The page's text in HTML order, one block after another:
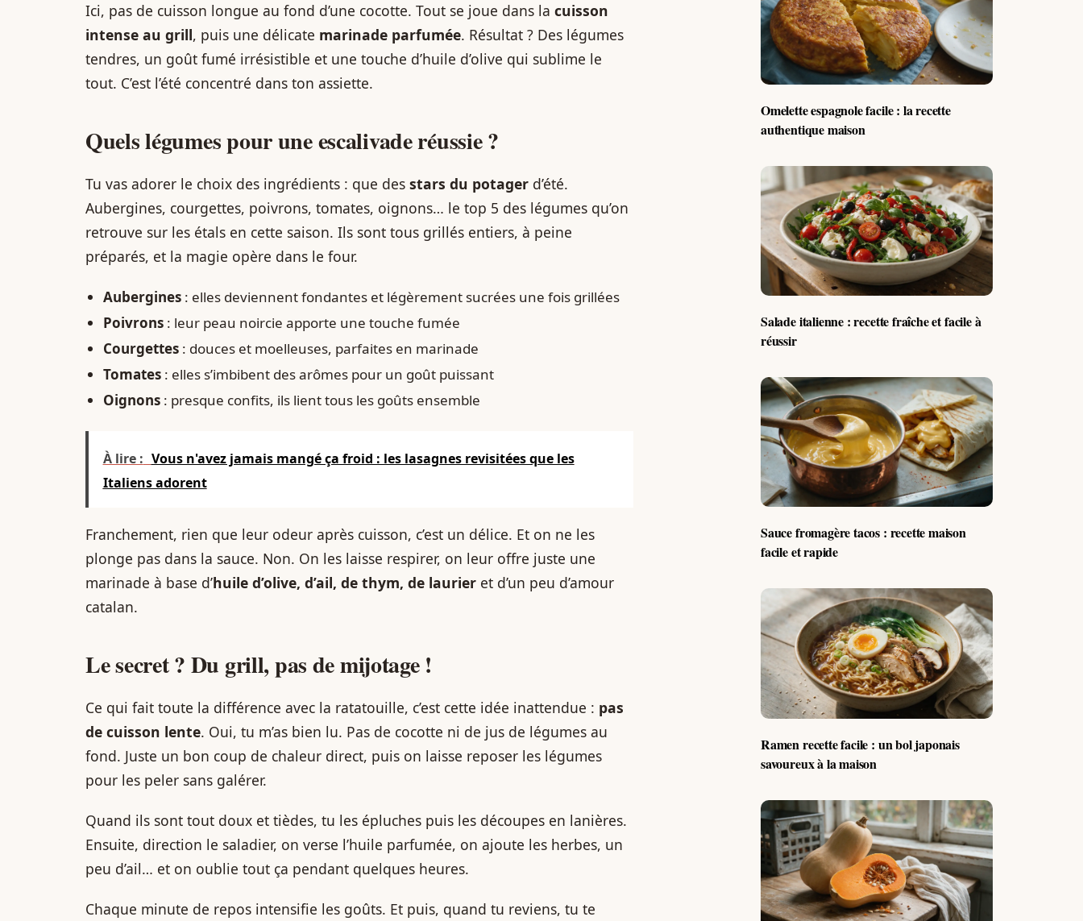
Ici, pas de cuisson longue au fond d’une cocotte. Tout se joue dans la cuisson
intense au grill, puis une délicate marinade parfumée. Résultat ? Des légumes
tendres, un goût fumé irrésistible et une touche d’huile d’olive qui sublime le
tout. C’est l’été concentré dans ton assiette.
Quels légumes pour une escalivade réussie ?
Tu vas adorer le choix des ingrédients : que des stars du potager d’été.
Aubergines, courgettes, poivrons, tomates, oignons… le top 5 des légumes qu’on
retrouve sur les étals en cette saison. Ils sont tous grillés entiers, à peine
préparés, et la magie opère dans le four.
Aubergines : elles deviennent fondantes et légèrement sucrées une fois grillées
Poivrons : leur peau noircie apporte une touche fumée
Courgettes : douces et moelleuses, parfaites en marinade
Tomates : elles s’imbibent des arômes pour un goût puissant
Oignons : presque confits, ils lient tous les goûts ensemble
À lire : Vous n'avez jamais mangé ça froid : les lasagnes revisitées que les
Italiens adorent
Franchement, rien que leur odeur après cuisson, c’est un délice. Et on ne les
plonge pas dans la sauce. Non. On les laisse respirer, on leur offre juste une
marinade à base d’huile d’olive, d’ail, de thym, de laurier et d’un peu d’amour
catalan.
Le secret ? Du grill, pas de mijotage !
Ce qui fait toute la différence avec la ratatouille, c’est cette idée inattendue : pas
de cuisson lente. Oui, tu m’as bien lu. Pas de cocotte ni de jus de légumes au
fond. Juste un bon coup de chaleur direct, puis on laisse reposer les légumes
pour les peler sans galérer.
Quand ils sont tout doux et tièdes, tu les épluches puis les découpes en lanières.
Ensuite, direction le saladier, on verse l’huile parfumée, on ajoute les herbes, un
peu d’ail… et on oublie tout ça pendant quelques heures.
Chaque minute de repos intensifie les goûts. Et puis, quand tu reviens, tu te
Omelette espagnole facile : la recette
authentique maison
Salade italienne : recette fraîche et facile à
réussir
Sauce fromagère tacos : recette maison
facile et rapide
Ramen recette facile : un bol japonais
savoureux à la maison